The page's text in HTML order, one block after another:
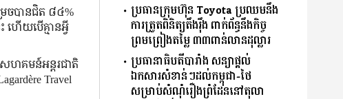
ចបានជិត ៨៤%
យបើគ្មានអ្វី
សហគមន៍អន្តរជាតិ
Travel
ប្រធានក្រុមហ៊ុន Toyota ប្រឈមនឹង
ការត្រួតពិនិត្យតឹងរ៉ឹង ពាក់ព័ន្ធនឹងកិច្ច
ព្រមព្រៀងតម្លៃ ៣៣ពាន់លានដុល្លារ
ប្រធានាធិបតីបារាំង សន្យាផ្ដល់
ឯកសារសំខាន់ៗដល់កម្ពុជា-ថៃ
សម្រាប់សំណុំរឿងព្រំដែននៅតុលា